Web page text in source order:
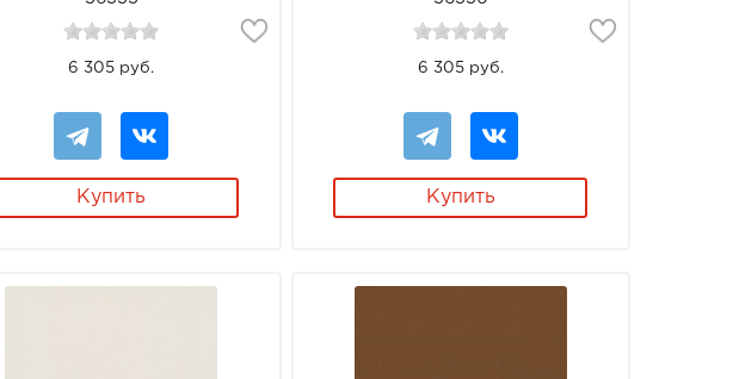
6 305 руб.
Купить
6 305 руб.
Купить